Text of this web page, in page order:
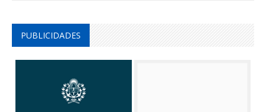
PUBLICIDADES